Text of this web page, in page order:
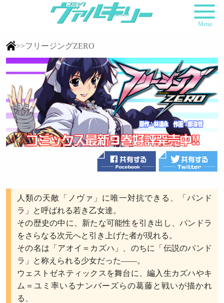
Menu
>>フリージングZERO
人類の天敵「ノヴァ」に唯一対抗できる、「パンド
ラ」と呼ばれる若き乙女達。
その歴史の中に、新たな可能性を引き出し、パンドラ
をさらなる次元へと引き上げた者が現れる。
その名は「アオイ＝カズハ」、のちに「伝説のパンド
ラ」と称えられる少女だった――。
ウェストゼネティックスを舞台に、編入生カズハやキ
ム＝ユミ率いるナンバーズらの葛藤と戦いが描かれ
る、